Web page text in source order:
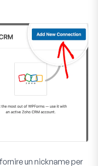
un nickname per